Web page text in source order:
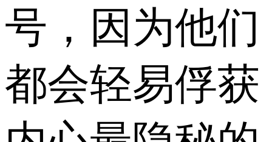
号，因为他们
都会轻易俘获